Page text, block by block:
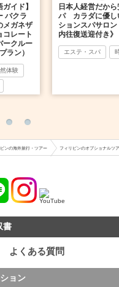
イド】
バクラ
メガネザ
コレート
ークルー
ラン）
体験
日本人経営だか
パ カラダに優し
ションスパサロ
内往復送迎付き》
エステ・スパ
ンの海外旅行・ツアー フィリピンのオプショナルツ
書
よくある質問
ョン